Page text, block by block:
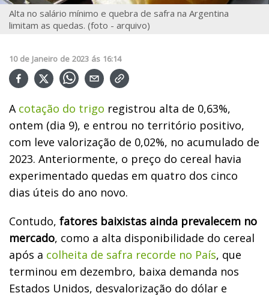
Alta no salário mínimo e quebra de safra na Argentina
limitam as quedas. (foto - arquivo)
10 de Janeiro de 2023 ás 16:14
A cotação do trigo registrou alta de 0,63%,
ontem (dia 9), e entrou no território positivo,
com leve valorização de 0,02%, no acumulado de
2023. Anteriormente, o preço do cereal havia
experimentado quedas em quatro dos cinco
dias úteis do ano novo.
Contudo, fatores baixistas ainda prevalecem no
mercado, como a alta disponibilidade do cereal
após a colheita de safra recorde no País, que
terminou em dezembro, baixa demanda nos
Estados Unidos, desvalorização do dólar e